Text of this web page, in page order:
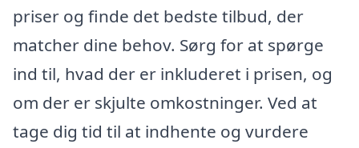
priser og finde det bedste tilbud, der
matcher dine behov. Sørg for at spørge
ind til, hvad der er inkluderet i prisen, og
om der er skjulte omkostninger. Ved at
tage dig tid til at indhente og vurdere